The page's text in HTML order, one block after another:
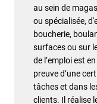
au sein de
ou spécialisée,
boucherie,
surfaces ou sur
de l’emploi est
preuve d’une
tâches et dans
clients. Il réalise